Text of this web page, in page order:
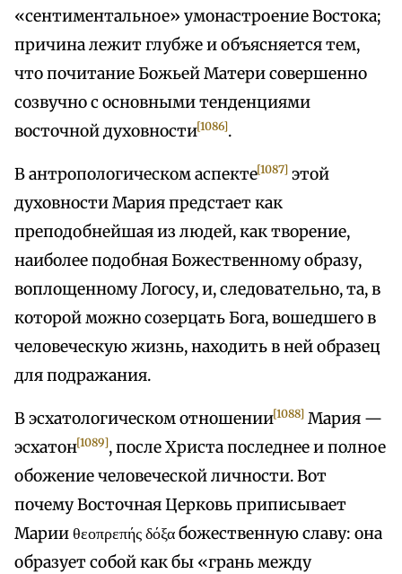
«сентиментальное» умонастроение Востока;
причина лежит глубже и объясняется тем,
что почитание Божьей Матери совершенно
созвучно с основными тенденциями
восточной духовности[1086].
В антропологическом аспекте[1087] этой
духовности Мария предстает как
преподобнейшая из людей, как творение,
наиболее подобная Божественному образу,
воплощенному Логосу, и, следовательно, та, в
которой можно созерцать Бога, вошедшего в
человеческую жизнь, находить в ней образец
для подражания.
В эсхатологическом отношении[1088] Мария —
эсхатон[1089], после Христа последнее и полное
обожение человеческой личности. Вот
почему Восточная Церковь приписывает
Марии θεοπρεπής δόξα божественную славу: она
образует собой как бы «грань между